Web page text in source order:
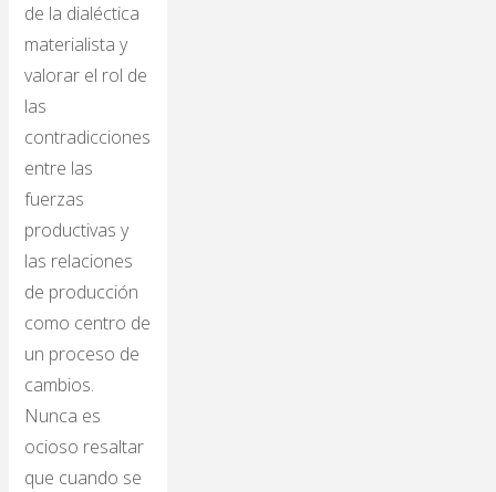
de la dialéctica
materialista y
valorar el rol de
las
contradicciones
entre las
fuerzas
productivas y
las relaciones
de producción
como centro de
un proceso de
cambios.
Nunca es
ocioso resaltar
que cuando se